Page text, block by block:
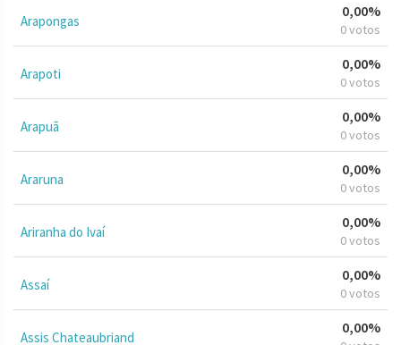
Arapongas
0,00%
0 votos
Arapoti
0,00%
0 votos
Arapuã
0,00%
0 votos
Araruna
0,00%
0 votos
Ariranha do Ivaí
0,00%
0 votos
Assaí
0,00%
0 votos
Assis Chateaubriand
0,00%